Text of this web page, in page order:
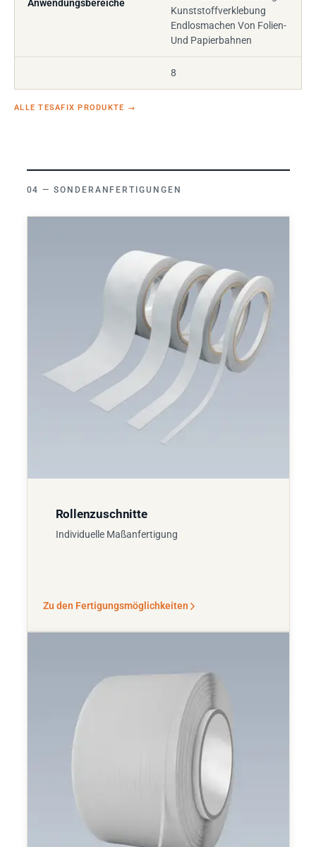
Anwendungsbereiche
Kunststoffverklebung
Endlosmachen Von Folien-
Und Papierbahnen
8
ALLE TESAFIX PRODUKTE →
SONDERANFERTIGUNGEN
Rollenzuschnitte
Individuelle Maßanfertigung
Zu den Fertigungsmöglichkeiten